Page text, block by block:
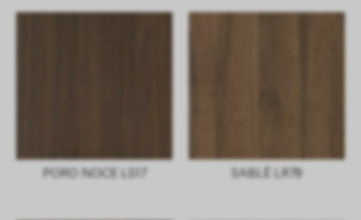
PORO NOCE LS17 SABLÈ LR79